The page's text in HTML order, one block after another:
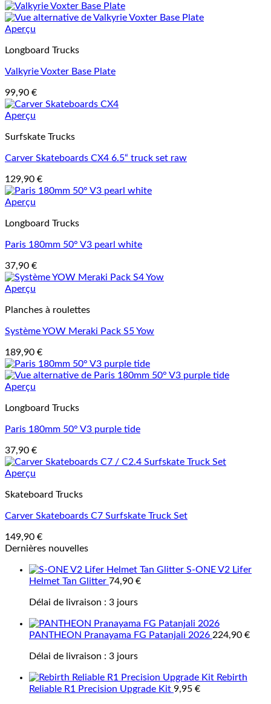
Aperçu
Longboard Trucks
Valkyrie Voxter Base Plate
99,90 €
Aperçu
Surfskate Trucks
Carver Skateboards CX4 6.5“ truck set raw
129,90 €
Aperçu
Longboard Trucks
Paris 180mm 50° V3 pearl white
37,90 €
Aperçu
Planches à roulettes
Système YOW Meraki Pack S5 Yow
189,90 €
Aperçu
Longboard Trucks
Paris 180mm 50° V3 purple tide
37,90 €
Aperçu
Skateboard Trucks
Carver Skateboards C7 Surfskate Truck Set
149,90 €
Dernières nouvelles
S-ONE V2 Lifer
Helmet Tan Glitter 74,90 €
Délai de livraison : 3 jours
PANTHEON Pranayama FG Patanjali 2026 224,90 €
Délai de livraison : 3 jours
Rebirth
Reliable R1 Precision Upgrade Kit 9,95 €